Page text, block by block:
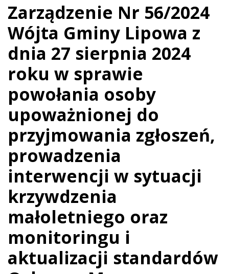
Zarządzenie Nr 56/2024
Wójta Gminy Lipowa z
dnia 27 sierpnia 2024
roku w sprawie
powołania osoby
upoważnionej do
przyjmowania zgłoszeń,
prowadzenia
interwencji w sytuacji
krzywdzenia
małoletniego oraz
monitoringu i
aktualizacji standardów